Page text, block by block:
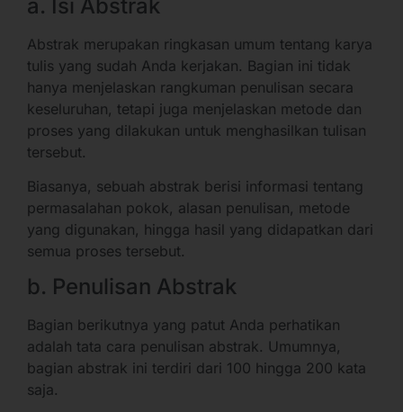
a. Isi Abstrak
Abstrak merupakan ringkasan umum tentang karya
tulis yang sudah Anda kerjakan. Bagian ini tidak
hanya menjelaskan rangkuman penulisan secara
keseluruhan, tetapi juga menjelaskan metode dan
proses yang dilakukan untuk menghasilkan tulisan
tersebut.
Biasanya, sebuah abstrak berisi informasi tentang
permasalahan pokok, alasan penulisan, metode
yang digunakan, hingga hasil yang didapatkan dari
semua proses tersebut.
b. Penulisan Abstrak
Bagian berikutnya yang patut Anda perhatikan
adalah tata cara penulisan abstrak. Umumnya,
bagian abstrak ini terdiri dari 100 hingga 200 kata
saja.